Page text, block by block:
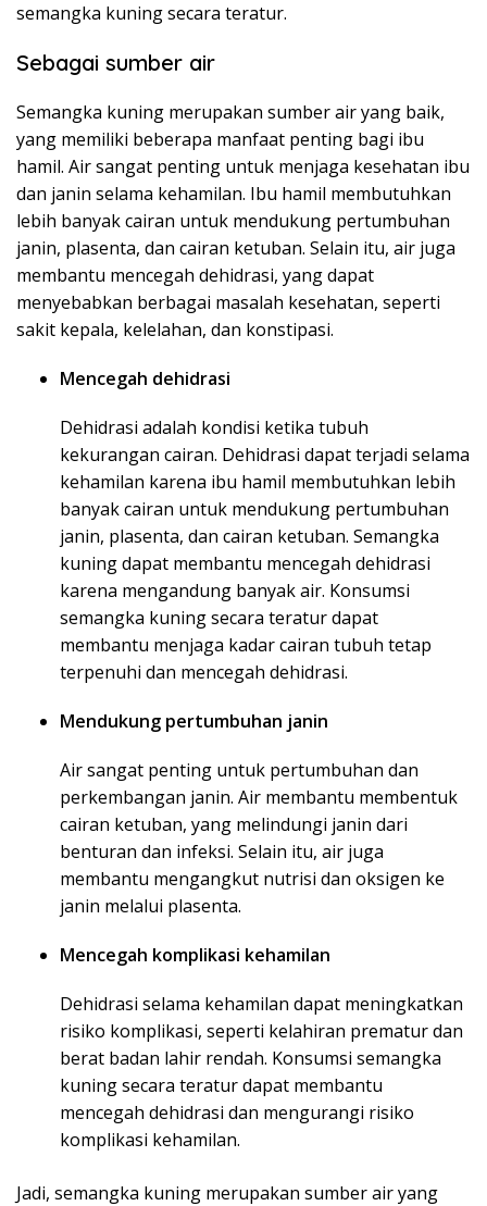
semangka kuning secara teratur.
Sebagai sumber air
Semangka kuning merupakan sumber air yang baik,
yang memiliki beberapa manfaat penting bagi ibu
hamil. Air sangat penting untuk menjaga kesehatan ibu
dan janin selama kehamilan. Ibu hamil membutuhkan
lebih banyak cairan untuk mendukung pertumbuhan
janin, plasenta, dan cairan ketuban. Selain itu, air juga
membantu mencegah dehidrasi, yang dapat
menyebabkan berbagai masalah kesehatan, seperti
sakit kepala, kelelahan, dan konstipasi.
Mencegah dehidrasi
Dehidrasi adalah kondisi ketika tubuh
kekurangan cairan. Dehidrasi dapat terjadi selama
kehamilan karena ibu hamil membutuhkan lebih
banyak cairan untuk mendukung pertumbuhan
janin, plasenta, dan cairan ketuban. Semangka
kuning dapat membantu mencegah dehidrasi
karena mengandung banyak air. Konsumsi
semangka kuning secara teratur dapat
membantu menjaga kadar cairan tubuh tetap
terpenuhi dan mencegah dehidrasi.
Mendukung pertumbuhan janin
Air sangat penting untuk pertumbuhan dan
perkembangan janin. Air membantu membentuk
cairan ketuban, yang melindungi janin dari
benturan dan infeksi. Selain itu, air juga
membantu mengangkut nutrisi dan oksigen ke
janin melalui plasenta.
Mencegah komplikasi kehamilan
Dehidrasi selama kehamilan dapat meningkatkan
risiko komplikasi, seperti kelahiran prematur dan
berat badan lahir rendah. Konsumsi semangka
kuning secara teratur dapat membantu
mencegah dehidrasi dan mengurangi risiko
komplikasi kehamilan.
Jadi, semangka kuning merupakan sumber air yang